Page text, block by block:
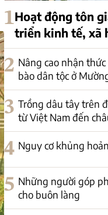
1Hoạt động tôn
triển kinh tế, xã
2 Nâng cao nhận
bào dân tộc ở
3 Trồng dâu tây trên
từ Việt Nam đến
4 Nguy cơ khủng
5 Những người góp
cho buôn làng